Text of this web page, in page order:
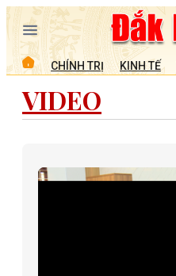
CHÍNH TRỊ KINH TẾ
VIDEO